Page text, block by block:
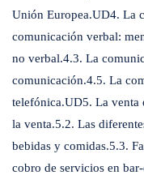
Unión Europea.UD4. La
comunicación verbal:
no verbal.4.3. La
comunicación.4.5. La
telefónica.UD5. La venta
la venta.5.2. Las
bebidas y comidas.5.3.
cobro de servicios en